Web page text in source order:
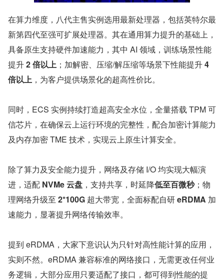
在算力维度，八代主售实例选用最新处理器，包括英特尔最
新第四代至强可扩展处理器。其在通用算力提升的基础上，
具备原生支持硬件加速能力，其中 AI 领域，训练场景性能
提升 2 倍以上 ；加解密、压缩/解压缩等场景下性能提升 4
倍以上 ，为客户提供场景化的超高性价比。
同时，ECS 实例持续打造超高安全水位，全量搭载 TPM 可
信芯片，在确保云上运行环境的完整性，配合加密计算能力
及内存加密 TME 技术，实现云上原生计算安全。
除了算力及安全能力提升，网络及存储 I/O 均实现大幅演
进，适配 NVMe 云盘 ，支持共享，时延降低至百微秒；物
理网络升级至 2*100G 超大带宽，全面标配自研 eRDMA 加
速能力，显著提升网络传输效率。
提到 eRDMA，大家下意识认为只针对高性能计算的应用，
实则不然。eRDMA 兼容标准的网络接口，无需更改任何业
务逻辑，大部分应用只要适配了接口，都可得到性能的提